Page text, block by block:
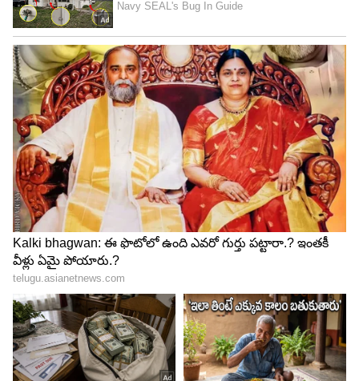
సక్సెస్ ని రీక్రియేట్ చేయాలనుకుంటే ఎప్పుడూ సమస్య
రాదు. అది పద్దతి కూడా కానీ అదే సినిమాని మళ్లీ
తీయటమెందుకు. ఒరిజనల్ మార్కెట్ లో దొరుకుతుంటే
డూప్లికేట్ కు విలువేది. ఉపేంద్ర వంటి బహుముఖ ప్రజ్ఞాశాలి,
కిచ్చా సుదీప్ వంటి సూపర్ స్టార్ కూడా ఈ కేజీఎఫ్
మాయలో పడి బయిటకు రాలేకపోయారు. మరో భాయ్ ని
తెరపై లాంచ్ చేసి దేశవ్యాప్తంగా కలెక్షన్స్
కుమ్మేయాలనుకున్నారు. కానీ చూసి వారి పరిస్దితి వేరే
విధంగా ఉంది.